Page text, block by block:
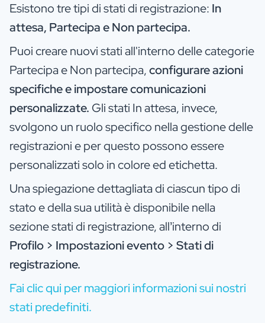
Esistono tre tipi di stati di registrazione: In
attesa, Partecipa e Non partecipa.
Puoi creare nuovi stati all'interno delle categorie
Partecipa e Non partecipa,configurare azioni
specifiche e impostare comunicazioni
personalizzate. Gli stati In attesa, invece,
svolgono un ruolo specifico nella gestione delle
registrazioni e per questo possono essere
personalizzati solo in colore ed etichetta.
Una spiegazione dettagliata di ciascun tipo di
stato e della sua utilità è disponibile nella
sezione stati di registrazione, all’interno di
Profilo > Impostazioni evento > Stati di
registrazione.
Fai clic qui per maggiori informazioni sui nostri
stati predefiniti.